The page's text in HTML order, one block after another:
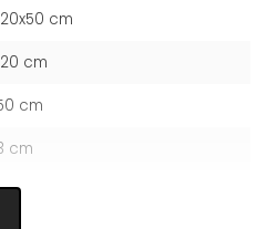
cm
cm
cm
cm